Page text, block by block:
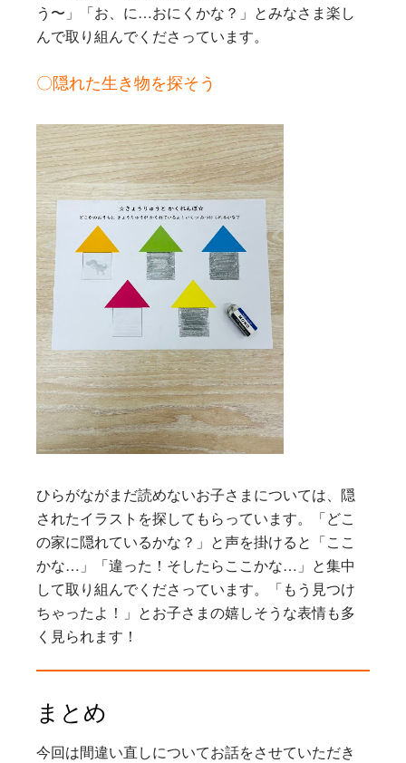
う〜」「お、に…おにくかな？」とみなさま楽し
んで取り組んでくださっています。
〇隠れた生き物を探そう
ひらがながまだ読めないお子さまについては、隠
されたイラストを探してもらっています。「どこ
の家に隠れているかな？」と声を掛けると「ここ
かな…」「違った！そしたらここかな…」と集中
して取り組んでくださっています。「もう見つけ
ちゃったよ！」とお子さまの嬉しそうな表情も多
く見られます！
まとめ
今回は間違い直しについてお話をさせていただき